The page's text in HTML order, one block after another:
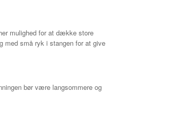
mulighed for at dække store
med små ryk i stangen for at give
bør være langsommere og